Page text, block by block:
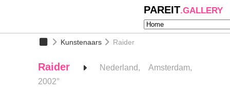
PAREIT.GALLERY
Kunstenaars Raider
Raider
Nederland, Amsterdam,
2002°